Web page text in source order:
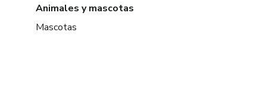
Animales y mascotas
Mascotas